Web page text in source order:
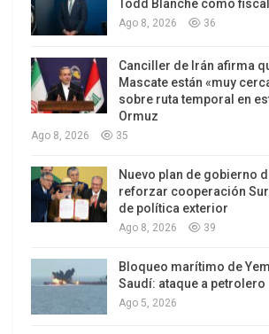
el diario oficial China Daily.
La serpenteante infraestructura
ser la plataforma comercial desde
suministrarán productos chinos a
Latina y creará un enclave de ese
ciudad balnearia de Cancún, en el
Quintana Roo.
La obra ha concitado en la segunda
latinoamericana el rechazo de las
asociaciones empresariales, de
ambientalistas, ante el temor de
Todd Blanche como
Ago 8, 2026 36
Canciller de Irán afirma
Mascate están «muy
sobre ruta temporal en
Ormuz
Ago 8, 2026 35
Nuevo plan de gobierno
reforzar cooperación
de política exterior
Ago 8, 2026 39
Bloqueo marítimo de
Saudí: ataque a petrolero
Ago 5, 2026